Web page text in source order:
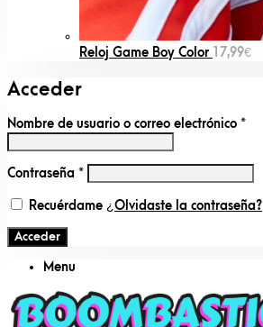
Reloj Game Boy Color 17,99€
Acceder
Nombre de usuario o correo electrónico *
Contraseña *
Recuérdame ¿Olvidaste la contraseña?
Acceder
Menu